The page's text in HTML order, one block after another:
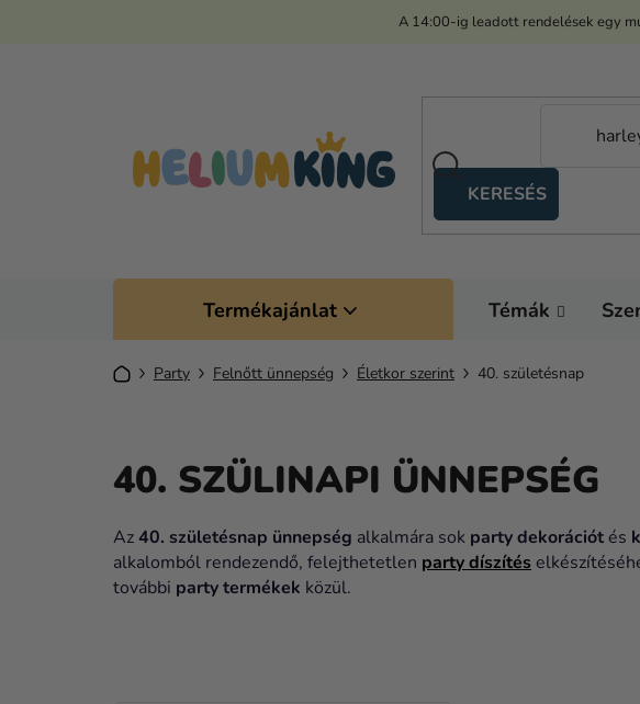
A 14:00-ig leadott rendelések egy
KERESÉS
Termékajánlat Témák
KezdőlapParty Felnőtt ünnepség Életkor szerint 40. születésnap
40. SZÜLINAPI ÜNNEPSÉG
Az40. születésnap ünnepség alkalmára sok party dekorációt és
alkalomból rendezendő, felejthetetlen party díszítés
további party termékek közül.